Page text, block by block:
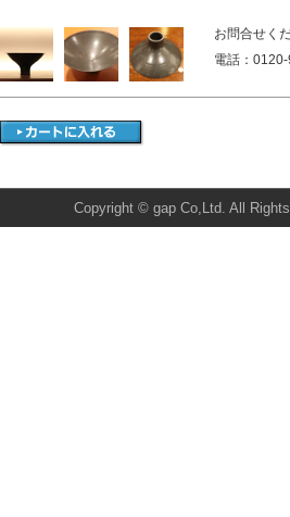
お問合せく
電話：
Copyright © gap Co,Ltd. All